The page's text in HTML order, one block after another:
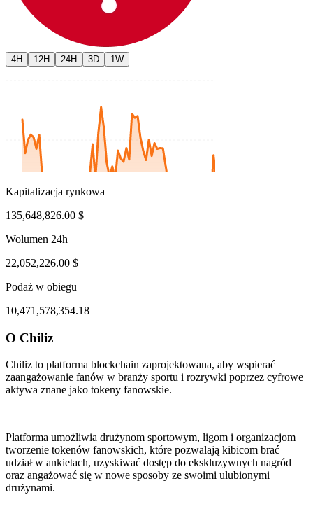
4H 12H 24H 3D 1W
30, 02:13 PM
Kapitalizacja rynkowa
135,648,826.00 $
Wolumen 24h
22,052,226.00 $
Podaż w obiegu
10,471,578,354.18
O Chiliz
Chiliz to platforma blockchain zaprojektowana, aby wspierać
zaangażowanie fanów w branży sportu i rozrywki poprzez cyfrowe
aktywa znane jako tokeny fanowskie.
Platforma umożliwia drużynom sportowym, ligom i organizacjom
tworzenie tokenów fanowskich, które pozwalają kibicom brać
udział w ankietach, uzyskiwać dostęp do ekskluzywnych nagród
oraz angażować się w nowe sposoby ze swoimi ulubionymi
drużynami.